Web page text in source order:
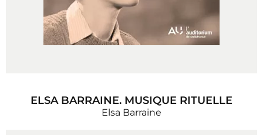
ELSA BARRAINE. MUSIQUE RITUELLE
Elsa Barraine